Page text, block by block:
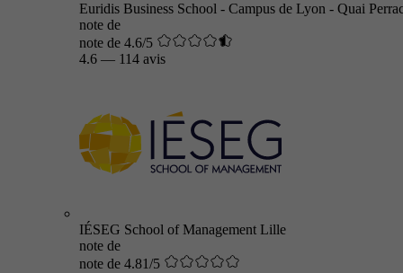
Euridis Business School - Campus de Lyon - Quai
note de
note de 4.6/5
4.6 — 114 avis
IÉSEG School of Management Lille
note de
note de 4.81/5